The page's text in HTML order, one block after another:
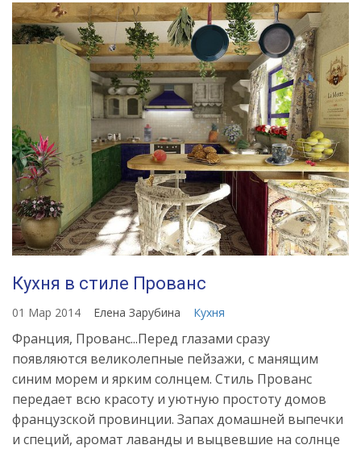
Кухня в стиле Прованс
01 Мар 2014 Елена Зарубина Кухня
Франция, Прованс...Перед глазами сразу
появляются великолепные пейзажи, с манящим
синим морем и ярким солнцем. Стиль Прованс
передает всю красоту и уютную простоту домов
французской провинции. Запах домашней выпечки
и специй, аромат лаванды и выцвевшие на солнце